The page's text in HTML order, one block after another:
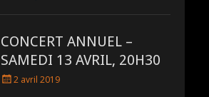
CONCERT ANNUEL –
SAMEDI 13 AVRIL, 20H30
P
2 avril 2019